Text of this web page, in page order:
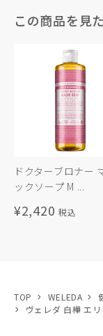
TOP WELEDA
ヴェレダ 白樺 エ
この商品を見
ドクターブロナー
ックソープ M ...
¥2,420